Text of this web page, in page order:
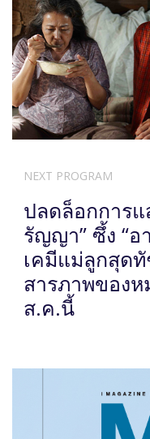
NEXT PROGRAM
ปลดล็อกการแ
รัญญา” ซึ้ง “อ
เคมีแม่ลูกสุด
สารภาพของ
ส.ค.นี้